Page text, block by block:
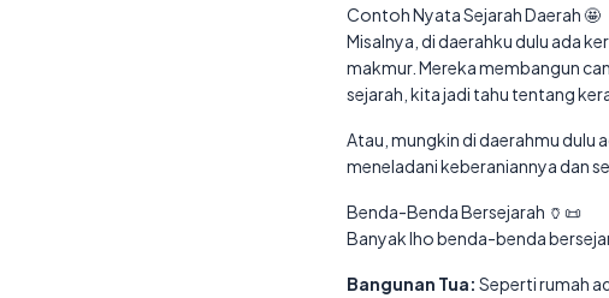
Contoh Nyata Sejarah Daerah 🤩
Misalnya, di daerahku dulu ada
makmur. Mereka membangun
sejarah, kita jadi tahu tentang
Atau, mungkin di daerahmu dulu
meneladani keberaniannya dan
Benda-Benda Bersejarah 🏺📜
Banyak lho benda-benda
Bangunan Tua: Seperti rumah